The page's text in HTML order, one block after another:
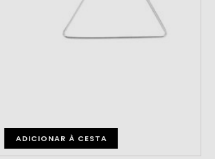
ADICIONAR À CESTA